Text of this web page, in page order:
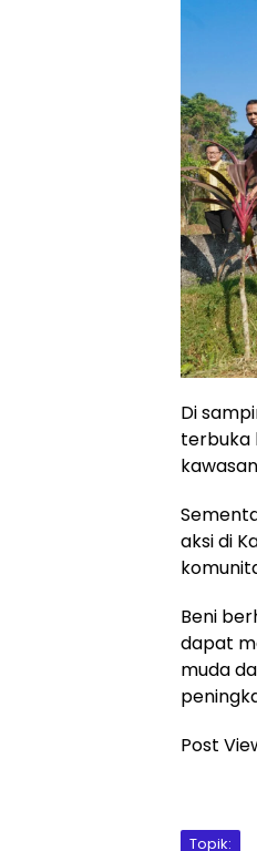
Di
terbuka
aksi di
Beni
dapat
muda
Post
Topik: